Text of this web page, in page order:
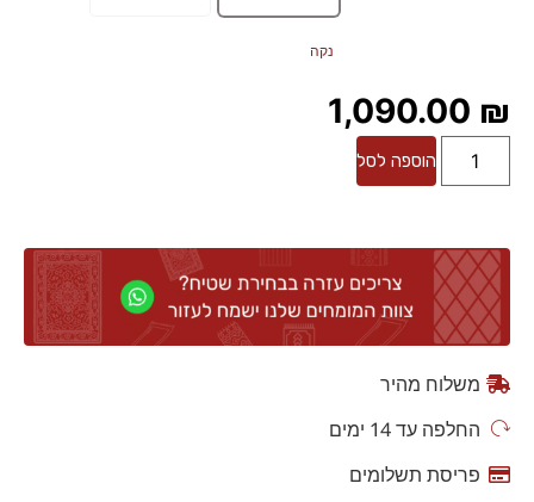
נקה
1,090.00 ₪
הוספה לסל
משלוח מהיר
החלפה עד 14 ימים
פריסת תשלומים